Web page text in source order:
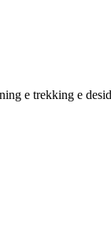
e trekking e